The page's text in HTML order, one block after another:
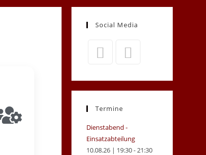
Social Media
Termine
Dienstabend -
Einsatzabteilung
10.08.26 | 19:30 - 21:30